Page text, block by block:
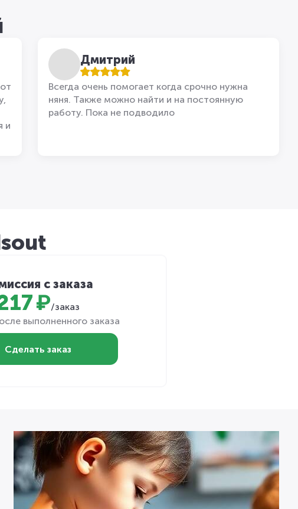
и
Дмитрий
Всегда очень помогает когда срочно нужна
няня. Также можно найти и на постоянную
работу. Пока не подводило
с заказа
₽/заказ
выполненного заказа
Сделать заказ